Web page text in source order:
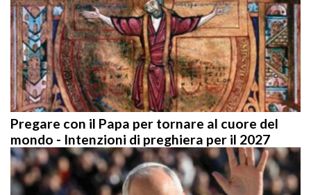
Pregare con il Papa per tornare al cuore del
mondo - Intenzioni di preghiera per il 2027